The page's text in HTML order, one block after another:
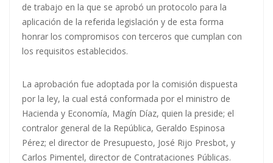
de trabajo en la que se aprobó un protocolo para la
aplicación de la referida legislación y de esta forma
honrar los compromisos con terceros que cumplan con
los requisitos establecidos.
La aprobación fue adoptada por la comisión dispuesta
por la ley, la cual está conformada por el ministro de
Hacienda y Economía, Magín Díaz, quien la preside; el
contralor general de la República, Geraldo Espinosa
Pérez; el director de Presupuesto, José Rijo Presbot, y
Carlos Pimentel, director de Contrataciones Públicas.